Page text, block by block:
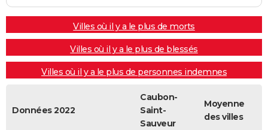
Villes où il y a le plus de morts
Villes où il y a le plus de blessés
Villes où il y a le plus de personnes indemnes
Données 2022
Caubon-
Saint-
Sauveur
Moyenne
des villes